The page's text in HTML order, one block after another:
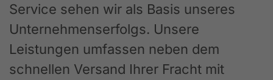
Service sehen wir als Basis unseres
Unternehmenserfolgs. Unsere
Leistungen umfassen neben dem
schnellen Versand Ihrer Fracht mit